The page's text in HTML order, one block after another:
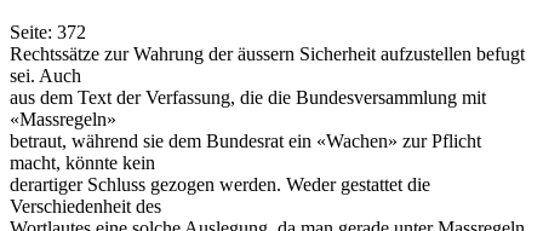
Seite: 372
Rechtssätze zur Wahrung der äussern Sicherheit aufzustellen befugt
sei. Auch
aus dem Text der Verfassung, die die Bundesversammlung mit
«Massregeln»
betraut, während sie dem Bundesrat ein «Wachen» zur Pflicht
macht, könnte kein
derartiger Schluss gezogen werden. Weder gestattet die
Verschiedenheit des